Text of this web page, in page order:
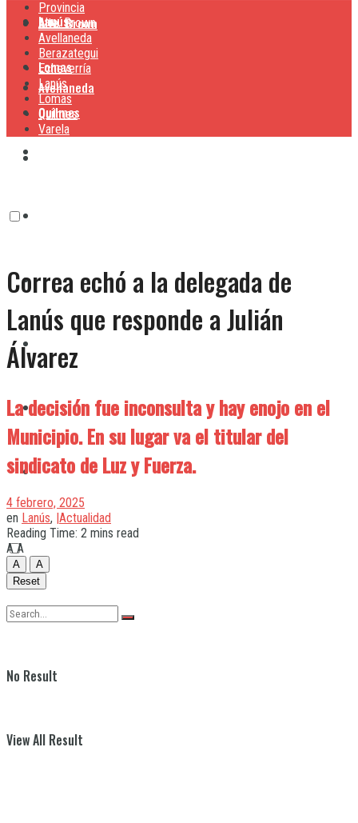
Lanús
Lomas
Quilmes
Alte. Brown
Avellaneda
Lanús
Quilmes
Varela
No Result
View All Result
Provincia
Alte. Brown
Avellaneda
Berazategui
Echeverría
Lanús
Lomas
Quilmes
Varela
Correa echó a la delegada de
Lanús que responde a Julián
Álvarez
La decisión fue inconsulta y hay enojo en el
Municipio. En su lugar va el titular del
sindicato de Luz y Fuerza.
4 febrero, 2025
en Lanús, |Actualidad
Reading Time: 2 mins read
A A
A
A
Reset